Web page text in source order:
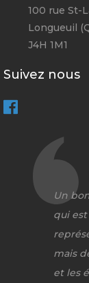
100 rue St-
Longueuil
J4H 1M1
Suivez nous
Un
qui
mais
et les